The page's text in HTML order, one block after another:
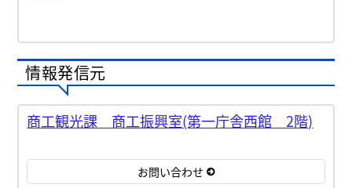
情報発信元
商工観光課 商工振興室(第一庁舎西館 2階)
お問い合わせ